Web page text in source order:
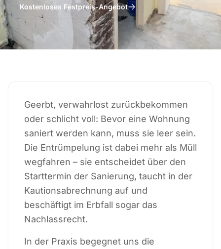
Kostenloses Festpreis-Angebot
Geerbt, verwahrlost zurückbekommen
oder schlicht voll: Bevor eine Wohnung
saniert werden kann, muss sie leer sein.
Die Entrümpelung ist dabei mehr als Müll
wegfahren – sie entscheidet über den
Starttermin der Sanierung, taucht in der
Kautionsabrechnung auf und
beschäftigt im Erbfall sogar das
Nachlassrecht.
In der Praxis begegnet uns die